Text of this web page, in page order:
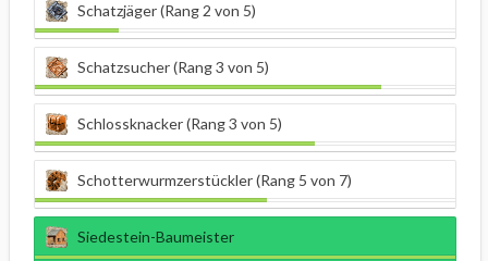
Schatzjäger (Rang 2 von 5)
Schatzsucher (Rang 3 von 5)
Schlossknacker (Rang 3 von 5)
Schotterwurmzerstückler (Rang 5 von 7)
Siedestein-Baumeister